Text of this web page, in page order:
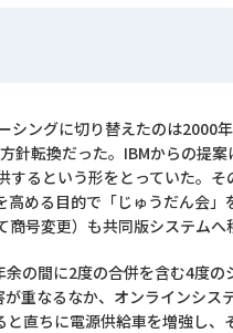
ングに切り替えたのは2000
針転換だった。IBMからの提
るという形をとっていた。
める目的で「じゅうだん会」
号変更）も共同版システムへ
の間に2度の合併を含む4度
重なるなか、オンラインシス
直ちに電源供給車を増強し、